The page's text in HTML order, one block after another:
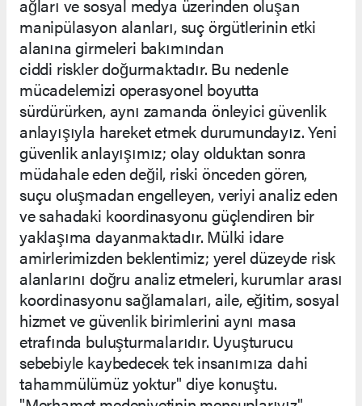
ağları ve sosyal medya üzerinden oluşan
manipülasyon alanları, suç örgütlerinin etki
alanına girmeleri bakımından
ciddi riskler doğurmaktadır. Bu nedenle
mücadelemizi operasyonel boyutta
sürdürürken, aynı zamanda önleyici güvenlik
anlayışıyla hareket etmek durumundayız. Yeni
güvenlik anlayışımız; olay olduktan sonra
müdahale eden değil, riski önceden gören,
suçu oluşmadan engelleyen, veriyi analiz eden
ve sahadaki koordinasyonu güçlendiren bir
yaklaşıma dayanmaktadır. Mülki idare
amirlerimizden beklentimiz; yerel düzeyde risk
alanlarını doğru analiz etmeleri, kurumlar arası
koordinasyonu sağlamaları, aile, eğitim, sosyal
hizmet ve güvenlik birimlerini aynı masa
etrafında buluşturmalarıdır. Uyuşturucu
sebebiyle kaybedecek tek insanımıza dahi
tahammülümüz yoktur" diye konuştu.